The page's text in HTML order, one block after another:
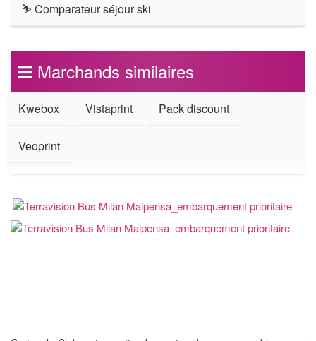
⛷ Comparateur séjour ski
Marchands similaires
Kwebox Vistaprint Pack discount
Veoprint